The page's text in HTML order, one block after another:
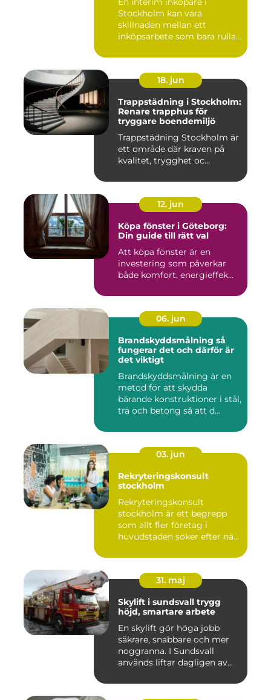
Stockholm kan vara
skillnaden mellan ett
inköpsarbete som bara rullar
18. jun
Trappstädning i Stockholm:
Renare trapphus för
tryggare boendemiljö
Trappstädning Stockholm är
ett område där kraven på
kvalitet, trygghet oc...
12. jun
Köpa fönster i Göteborg:
Din guide till rätt val
Att köpa fönster är en
investering som påverkar
både komfort, energieffek...
06. jun
Brandskyddsmålning så
fungerar det och därför är
det viktigt
Brandskyddsmålning är en
metod för att skydda
bärande konstruktioner i stål,
trä och betong så att d...
03. jun
Rekryteringskonsult
stockholm
Rekryteringskonsult
stockholm är ett begrepp
som allt fler företag i
huvudstaden söker efter när
31. maj
Skylift i sundsvall trygg
höjd, smartare arbete
En skylift gör höga jobb
säkrare, snabbare och mer
noggranna. I Sundsvall
används liftar dagligen av...